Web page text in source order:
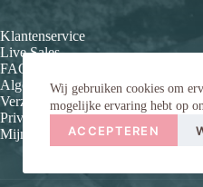
Wij gebruiken cookies om
mogelijke ervaring hebt op
ACCEPTEREN
Klantenservice
Live Sales
FAQ (veelgestelde vragen)
Algemene voorwaarden
Verzend- en retourinformatie
Privacybeleid
Mijn account